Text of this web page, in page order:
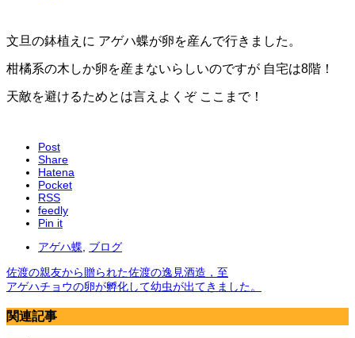
文旦の鉢植えに アゲハ蝶が卵を産んで行きました。
柑橘系の木しか卵を産まないらしいのですが 自宅は8階！
天敵を避けるためとは言えよくぞ ここまで！
Post
Share
Hatena
Pocket
RSS
feedly
Pin it
アゲハ蝶, ブログ
佐渡の親友から贈られた佐渡の逸見酒造，至
アゲハチョウの卵が孵化して幼虫が出てきました。
関連記事